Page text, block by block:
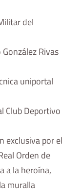
del
Rivas
uniportal
Club Deportivo
exclusiva por el
Orden de
a la heroína,
muralla